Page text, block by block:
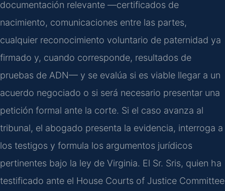
documentación relevante —certificados de
nacimiento, comunicaciones entre las partes,
cualquier reconocimiento voluntario de paternidad ya
firmado y, cuando corresponde, resultados de
pruebas de ADN— y se evalúa si es viable llegar a un
acuerdo negociado o si será necesario presentar una
petición formal ante la corte. Si el caso avanza al
tribunal, el abogado presenta la evidencia, interroga a
los testigos y formula los argumentos jurídicos
pertinentes bajo la ley de Virginia. El Sr. Sris, quien ha
testificado ante el House Courts of Justice Committee